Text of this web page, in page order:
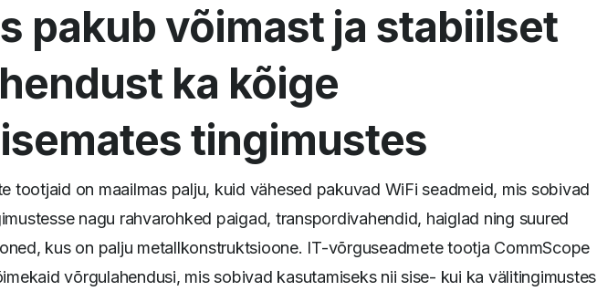
pakub võimast ja stabiilset
ka kõige
tingimustes
tootjaid on maailmas palju, kuid vähesed pakuvad WiFi seadmeid, mis sobivad
nagu rahvarohked paigad, transpordivahendid, haiglad ning suured
kus on palju metallkonstruktsioone. IT-võrguseadmete tootja CommScope
võrgulahendusi, mis sobivad kasutamiseks nii sise- kui ka välitingimustes